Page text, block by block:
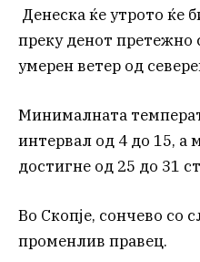
Денеска ќе утрото ќе
преку денот претежно
умерен ветер од
Минималната
интервал од 4 до 15, а
достигне од 25 до 31
Во Скопје, сончево со
променлив правец.